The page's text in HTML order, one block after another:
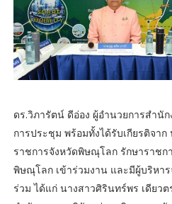
ดร.วิภารัตน์ ดีอ่อง ผู้อำนวยการสำนั
การประชุม พร้อมทั้งได้รับเกียรติจา
ราชการจังหวัดพิษณุโลก รักษาราชก
พิษณุโลก เข้าร่วมงาน และมีผู้บริหาร
ร่วม ได้แก่ นางสาวศิรินทร์พร เดียว